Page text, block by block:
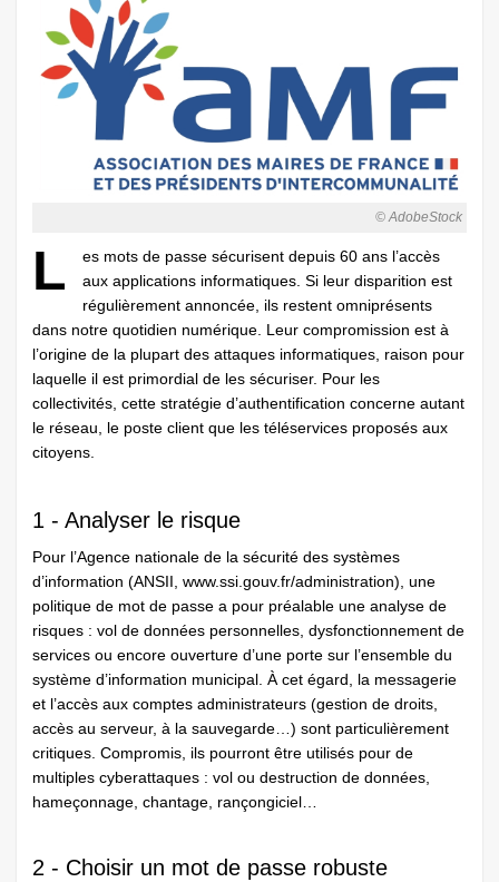
© AdobeStock
L
es mots de passe sécurisent depuis 60 ans l’accès
aux applications informatiques. Si leur disparition est
régulièrement annoncée, ils restent omniprésents
dans notre quotidien numérique. Leur compromission est à
l’origine de la plupart des attaques informatiques, raison pour
laquelle il est primordial de les sécuriser. Pour les
collectivités, cette stratégie d’authentification concerne autant
le réseau, le poste client que les téléservices proposés aux
citoyens.
1 - Analyser le risque
Pour l’Agence nationale de la sécurité des systèmes
d’information (ANSII, www.ssi.gouv.fr/administration), une
politique de mot de passe a pour préalable une analyse de
risques : vol de données personnelles, dysfonctionnement de
services ou encore ouverture d’une porte sur l’ensemble du
système d’information municipal. À cet égard, la messagerie
et l’accès aux comptes administrateurs (gestion de droits,
accès au serveur, à la sauvegarde…) sont particulièrement
critiques. Compromis, ils pourront être utilisés pour de
multiples cyberattaques : vol ou destruction de données,
hameçonnage, chantage, rançongiciel…
2 - Choisir un mot de passe robuste